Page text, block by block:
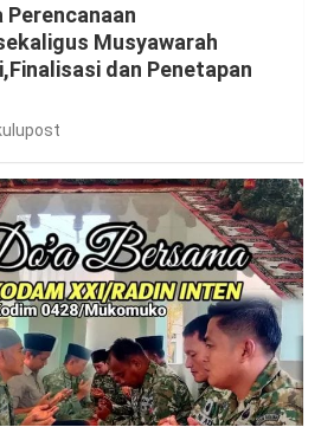
Perencanaan
Musyawarah
dan Penetapan